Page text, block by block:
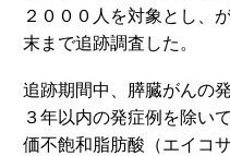
２０００人を対象とし、
末まで追跡調査した。
追跡期間中、膵臓がんの
３年以内の発症例を除い
価不飽和脂肪酸（エイコ